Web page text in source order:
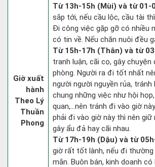
Giờ xuất
hành
Theo Lý
Thuần
Phong
Từ 13h-15h (Mùi) và từ 01-
sắp tới, nếu cầu lộc, cầu tài
Đi công việc gặp gỡ có nhiều
có tin về. Nếu chăn nuôi đều
Từ 15h-17h (Thân) và từ
tranh luận, cãi cọ, gây chuyện
phòng. Người ra đi tốt nhất
người người nguyền rủa, tránh
chung những việc như hội
quan,…nên tránh đi vào giờ
phải đi vào giờ này thì nên giữ
gây ẩu đả hay cãi nhau.
Từ 17h-19h (Dậu) và từ
giờ rất tốt lành, nếu đi
mắn. Buôn bán, kinh doanh